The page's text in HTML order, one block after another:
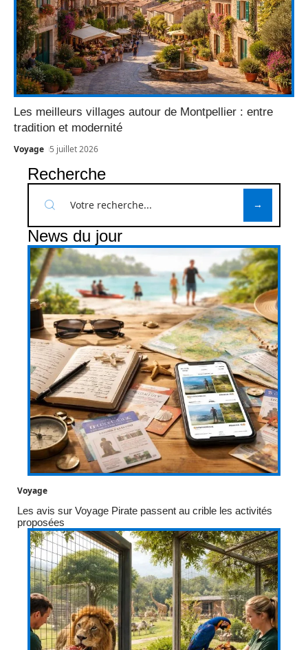
Les meilleurs villages autour de Montpellier : entre
tradition et modernité
Voyage 5 juillet 2026
Recherche
News du jour
Voyage
Les avis sur Voyage Pirate passent au crible les activités
proposées